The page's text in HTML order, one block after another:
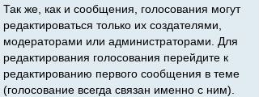
Так же, как и сообщения, голосования могут
редактироваться только их создателями,
модераторами или администраторами. Для
редактирования голосования перейдите к
редактированию первого сообщения в теме
(голосование всегда связан именно с ним).